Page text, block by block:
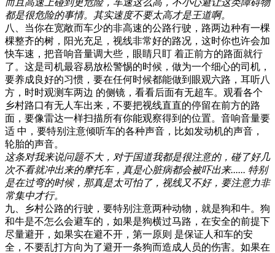
都是很危险的事情。其实速度不要太高才是王道啊。
八、当你在宽敞而车少的非高速的公路行驶，路两边种有一棵
棵整齐的树，阳光充足，视线非常好的路况，这时你也许会加
快车速，把音响音量调大些，眼睛只盯 着正前方的路面就行
了。这是司机最容易放松警惕的时候，做为一个细心的司机，
要养成良好的习惯，要在任何时候都能做到眼观六路，耳听八
方，时时观测车两边 的侧镜，看看后面有无超车。观看各个
乡村路口有无人车出来，不要把视线直直的停留在前方的路
面，要像雷达一样扫描所有你能观察得到的位置。音响音量要
适 中，要特别注意倾听车的各种声音，比如发动机的声音，
轮胎的声音。
这条对我来说问题不大，对于国道我都是很注意的，碰了好几
次不看就冲出来的摩托车，真是心脏病都会被吓出来...... 特别
是在过弯的时候，那真是太可怕了，视线又不好，要注意力非
常集中才行。
九、乡村公路的行驶，要特别注意两种动物，就是狗和牛。狗
和牛是不怎么会避车的，如果是狗横过马路，在安全的前提下
尽量避开，如果实在避不开，第一原则 是保证人和车的安
全，不要乱打方向为了避开一条狗而造成人员的伤害。如果在